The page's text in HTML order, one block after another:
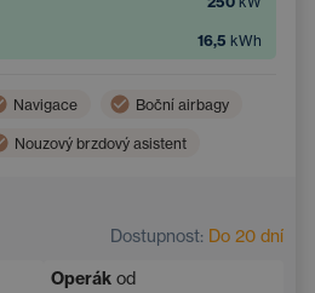
16,5 kWh
Navigace Boční airbagy
Nouzový brzdový asistent
Dostupnost: Do 20 dní
Operák od